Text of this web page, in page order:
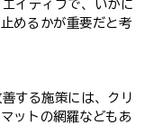
イティブで、いかに
めるかが重要だと考
する施策には、クリ
ットの網羅などもあ